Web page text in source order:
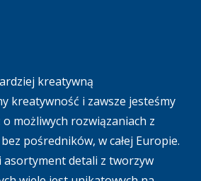
kreatywną
kreatywność i zawsze jesteśmy
możliwych rozwiązaniach z
pośredników, w całej Europie.
detali z tworzyw